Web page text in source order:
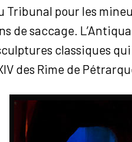
Tribunal pour les
de saccage.
classiques
des Rime de